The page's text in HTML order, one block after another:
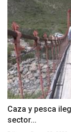
Caza y pesca
sector...